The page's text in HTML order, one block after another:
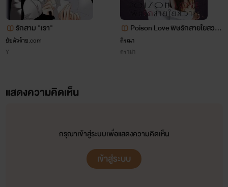
#Kaito-k
รักสาม "เรา"
ยัยตัวร้าย.com
Y
Poison Love พิษรักสายใยสวา
ท
ตีรณา
ดราม่า
แสดงความคิดเห็น
กรุณาเข้าสู่ระบบเพื่อแสดงความคิดเห็น
เข้าสู่ระบบ